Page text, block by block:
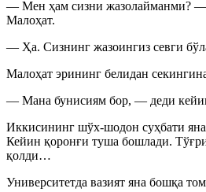
— Мен ҳам сизни жазолайманми? —
Малоҳат.
— Ҳа. Сизнинг жазоингиз севги
Малоҳат эрининг белидан
— Мана бунисиям бор, — деди
Иккисининг шўх-шодон суҳбати яна
Кейин қоронғи туша бошлади.
қолди…
Университетда вазият яна бошқа